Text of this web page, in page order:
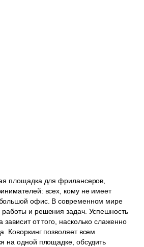
площадка для фрилансеров,
всех, кому не имеет
офис. В современном мире
и решения задач. Успешность
зависит от того, насколько слаженно
Коворкинг позволяет всем
на одной площадке, обсудить